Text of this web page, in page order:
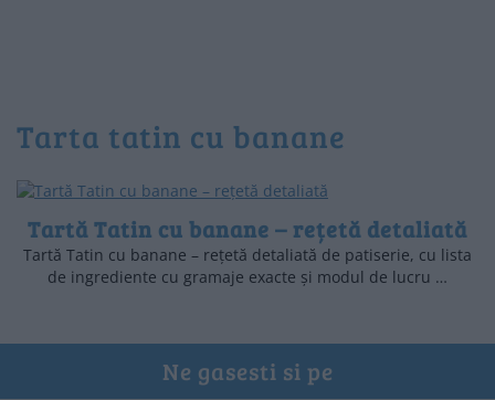
tarta tatin cu banane
Tartă Tatin cu banane – rețetă detaliată
Tartă Tatin cu banane – rețetă detaliată de patiserie, cu lista
de ingrediente cu gramaje exacte și modul de lucru …
Ne gasesti si pe